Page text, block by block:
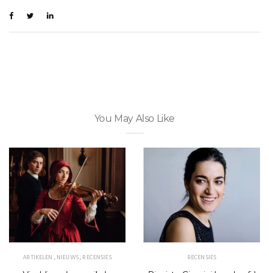
You May Also Like
ARTIKELEN ,NIEUWS,RECENSIES RECENSIES